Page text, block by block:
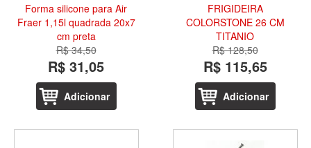
Forma silicone para Air
Fraer 1,15l quadrada 20x7
cm preta
R$ 34,50
R$ 31,05
Adicionar
FRIGIDEIRA
COLORSTONE 26 CM
TITANIO
R$ 128,50
R$ 115,65
Adicionar